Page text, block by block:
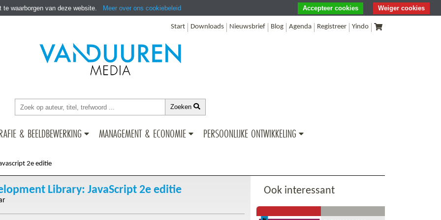
Start Downloads Nieuwsbrief Blog Agenda Registreer Yindo
Zoeken
& BEELDBEWERKING MANAGEMENT & ECONOMIE PERSOONLIJKE ONTWIKKELING
2e editie
Library: JavaScript 2e editie Ook interessant
waarborgen van deze website. Meer over ons cookiebeleid Weiger cookies
Accepteer cookies